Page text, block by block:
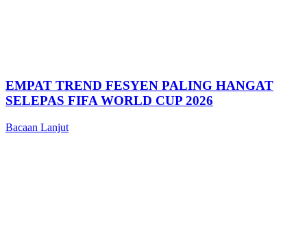
EMPAT TREND FESYEN PALING HANGAT
SELEPAS FIFA WORLD CUP 2026
Bacaan Lanjut